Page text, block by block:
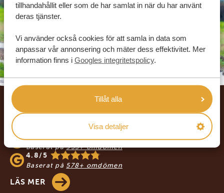
tillhandahållit eller som de har samlat in när du har använt
deras tjänster.
Vi använder också cookies för att samla in data som
anpassar vår annonsering och mäter dess effektivitet. Mer
information finns i Googles integritetspolicy.
Tillåt alla
Visa detaljer
Footer
VÅRA KUNDER REKOMMENDERAR
AFRIKA SAFARI RESOR
4.9/5
Baserat på933+ omdömen
4.8/5
Baserat på 578+ omdömen
LÄS MER